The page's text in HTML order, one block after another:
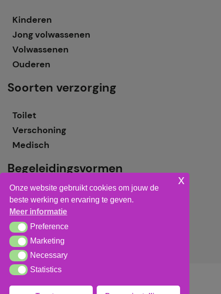
Kinderen
Jong volwassenen
Volwassenen
Ouderen
Soorten verzorging
Toilet
Verschoning
Medisch
Begeleidingsvormen
Grote groepsbegeleiding
Kleine groepsbegeleiding
Individuele begeleiding
Onze website gebruikt cookies om jouw de
beste werking en ervaring te geven.
Meer informatie
PreferencePreference
MarketingMarketing
NecessaryNecessary
StatisticsStatistics
x